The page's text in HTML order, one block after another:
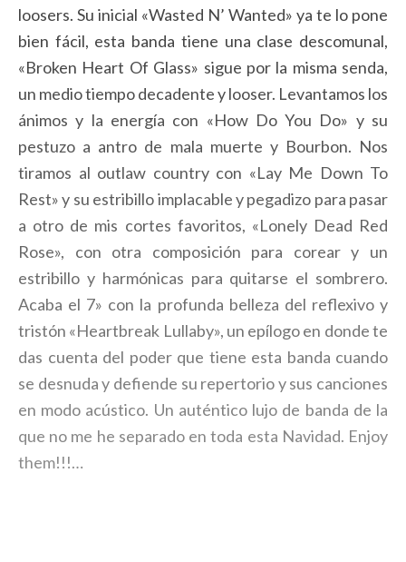
loosers. Su inicial «Wasted N’ Wanted» ya te lo pone
bien fácil, esta banda tiene una clase descomunal,
«Broken Heart Of Glass» sigue por la misma senda,
un medio tiempo decadente y looser. Levantamos los
ánimos y la energía con «How Do You Do» y su
pestuzo a antro de mala muerte y Bourbon. Nos
tiramos al outlaw country con «Lay Me Down To
Rest» y su estribillo implacable y pegadizo para pasar
a otro de mis cortes favoritos, «Lonely Dead Red
Rose», con otra composición para corear y un
estribillo y harmónicas para quitarse el sombrero.
Acaba el 7» con la profunda belleza del reflexivo y
tristón «Heartbreak Lullaby», un epílogo en donde te
das cuenta del poder que tiene esta banda cuando
se desnuda y defiende su repertorio y sus canciones
en modo acústico. Un auténtico lujo de banda de la
que no me he separado en toda esta Navidad. Enjoy
them!!!…